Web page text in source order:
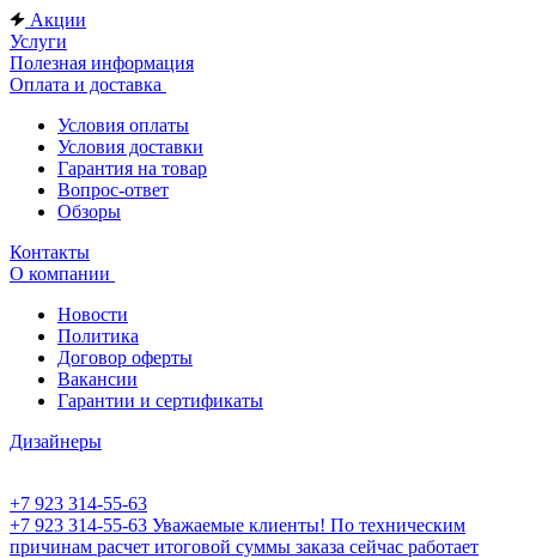
Акции
Услуги
Полезная информация
Оплата и доставка
Условия оплаты
Условия доставки
Гарантия на товар
Вопрос-ответ
Обзоры
Контакты
О компании
Новости
Политика
Договор оферты
Вакансии
Гарантии и сертификаты
Дизайнеры
+7 923 314-55-63
+7 923 314-55-63 Уважаемые клиенты! По техническим
причинам расчет итоговой суммы заказа сейчас работает